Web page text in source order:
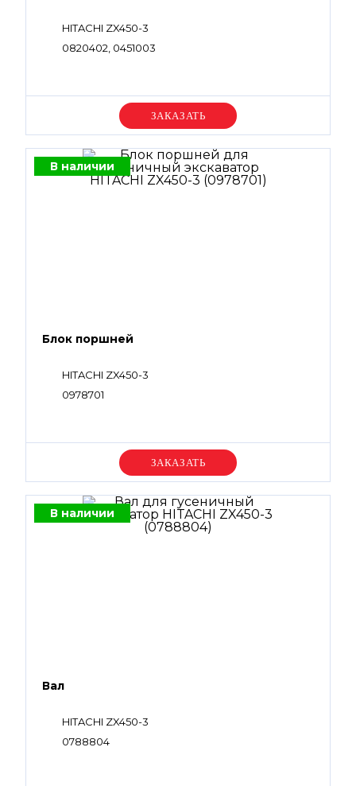
HITACHI ZX450-3
0820402, 0451003
Уточняйте цену
В наличии
Блок поршней
HITACHI ZX450-3
0978701
Уточняйте цену
В наличии
Вал
HITACHI ZX450-3
0788804